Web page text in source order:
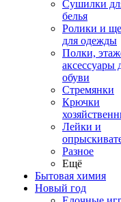
Сушилки
белья
Ролики и
для одежды
Полки,
аксессуары
обуви
Стремянки
Крючки
Лейки и
Разное
Ещё
Бытовая химия
Новый год